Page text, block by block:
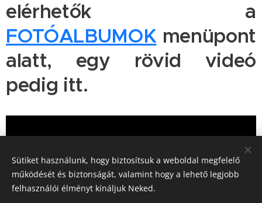
elérhetők a
FOTÓALBUMOKmenüpont
alatt, egy rövid videó
pedig itt.
Sütiket használunk, hogy biztosítsuk a weboldal megfelelő
működését és biztonságát, valamint hogy a lehető legjobb
felhasználói élményt kínáljuk Neked.